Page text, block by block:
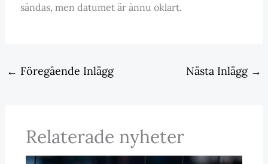
sändas, men datumet är ännu oklart.
← Föregående Inlägg Nästa Inlägg →
Relaterade nyheter